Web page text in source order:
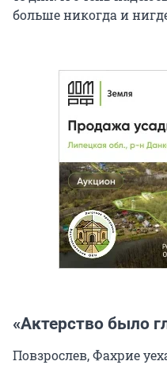
больше никогда и
«Актерство было
Повзрослев, Фахрие